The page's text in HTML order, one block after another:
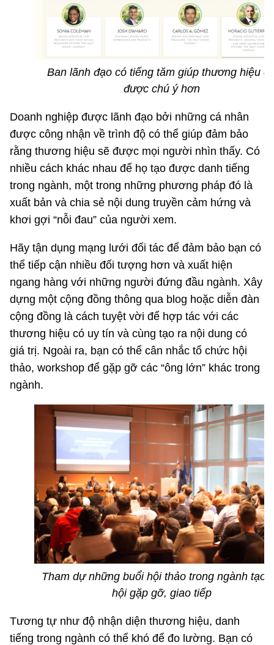
Ban lãnh đạo có tiếng tăm giúp thương hiệu
được chú ý hơn
Doanh nghiệp được lãnh đạo bởi những cá nhân
được công nhận về trình độ có thể giúp đảm bảo
rằng thương hiệu sẽ được mọi người nhìn thấy. Có
nhiều cách khác nhau để họ tạo được danh tiếng
trong ngành, một trong những phương pháp đó là
xuất bản và chia sẻ nội dung truyền cảm hứng và
khơi gợi “nỗi đau” của người xem.
Hãy tận dụng mạng lưới đối tác để đảm bảo bạn có
thể tiếp cận nhiều đối tượng hơn và xuất hiện
ngang hàng với những người đứng đầu ngành. Xây
dựng một cộng đồng thông qua blog hoặc diễn đàn
cộng đồng là cách tuyệt vời để hợp tác với các
thương hiệu có uy tín và cùng tạo ra nội dung có
giá trị. Ngoài ra, bạn có thể cân nhắc tổ chức hội
thảo, workshop để gặp gỡ các “ông lớn” khác trong
ngành.
Tham dự những buổi hội thảo trong ngành tạo
hội gặp gỡ, giao tiếp
Tương tự như độ nhận diện thương hiệu, danh
tiếng trong ngành có thể khó để đo lường. Bạn có